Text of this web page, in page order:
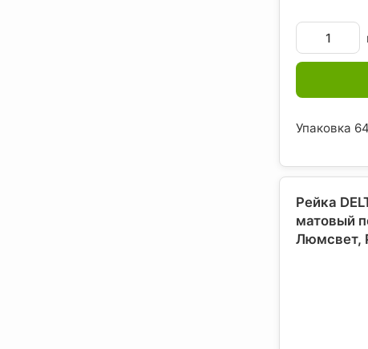
Упаковка
Рейка
матовый
Люмсвет,